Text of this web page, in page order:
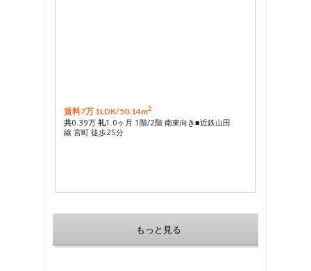
賃料7万 1LDK/50.14m2
共0.39万 礼1.0ヶ月 1階/2階 南東向き■近鉄山田
線 宮町 徒歩25分
もっと見る